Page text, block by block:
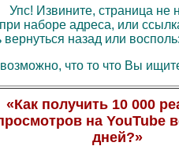
Упс! Извините, страница не
наборе адреса, или
назад или
что то что Вы
«Как получить 10 000
на YouTube
дней?»